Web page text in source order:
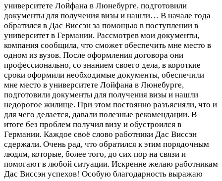
университете Лойфана в Люнебурге, подготовили
документы для получения визы и нашли… В начале года
обратился в Дас Виссэн за помощью в поступлении в
университет в Германии. Рассмотрев мои документы,
компания сообщила, что сможет обеспечить мне место в
одном из вузов. После оформления договора они
профессионально, со знанием своего дела, в короткие
сроки оформили необходимые документы, обеспечили
мне место в университете Лойфана в Люнебурге,
подготовили документы для получения визы и нашли
недорогое жилище. При этом постоянно разъясняли, что и
для чего делается, давали полезные рекомендации. В
итоге без проблем получил визу и обустроился в
Германии. Каждое своё слово работники Дас Виссэн
сдержали. Очень рад, что обратился к этим порядочным
людям, которые, более того, до сих пор на связи и
помогают в любой ситуации. Искренне желаю работникам
Дас Виссэн успехов! Особую благодарность выражаю